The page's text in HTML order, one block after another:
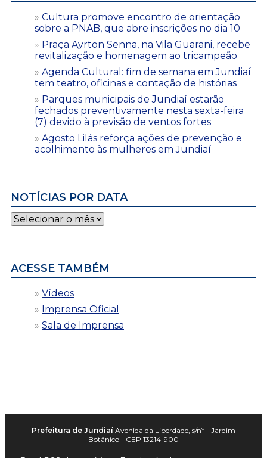
Cultura promove encontro de orientação
sobre a PNAB, que abre inscrições no dia 10
Praça Ayrton Senna, na Vila Guarani, recebe
revitalização e homenagem ao tricampeão
Agenda Cultural: fim de semana em Jundiaí
tem teatro, oficinas e contação de histórias
Parques municipais de Jundiaí estarão
fechados preventivamente nesta sexta-feira
(7) devido à previsão de ventos fortes
Agosto Lilás reforça ações de prevenção e
acolhimento às mulheres em Jundiaí
NOTÍCIAS POR DATA
Notícias
por
ACESSE TAMBÉM
Vídeos
Imprensa Oficial
Sala de Imprensa
Prefeitura de Jundiaí Avenida da Liberdade, s/nº - Jardim
Botânico - CEP 13214-900